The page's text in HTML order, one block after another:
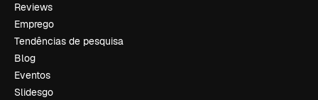
Reviews
Emprego
Tendências de pesquisa
Blog
Eventos
Slidesgo